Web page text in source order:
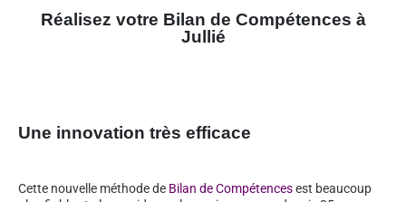
Réalisez votre Bilan de Compétences à
Jullié
Une innovation très efficace
Cette nouvelle méthode de Bilan de Compétencesest beaucoup